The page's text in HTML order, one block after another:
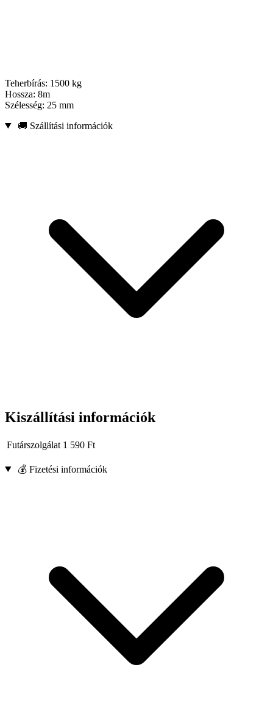
Teherbírás: 1500 kg
Hossza: 8m
Szélesség: 25 mm
🚚 Szállítási információk
Kiszállítási információk
Futárszolgálat 1 590 Ft
💰 Fizetési információk